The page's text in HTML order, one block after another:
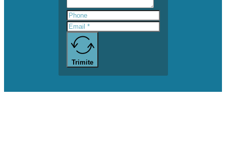
Trimite